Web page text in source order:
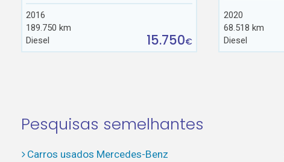
2016
189.750 km
Diesel
15.750€
2020
68.518 km
Diesel
Pesquisas semelhantes
Carros usados Mercedes-Benz